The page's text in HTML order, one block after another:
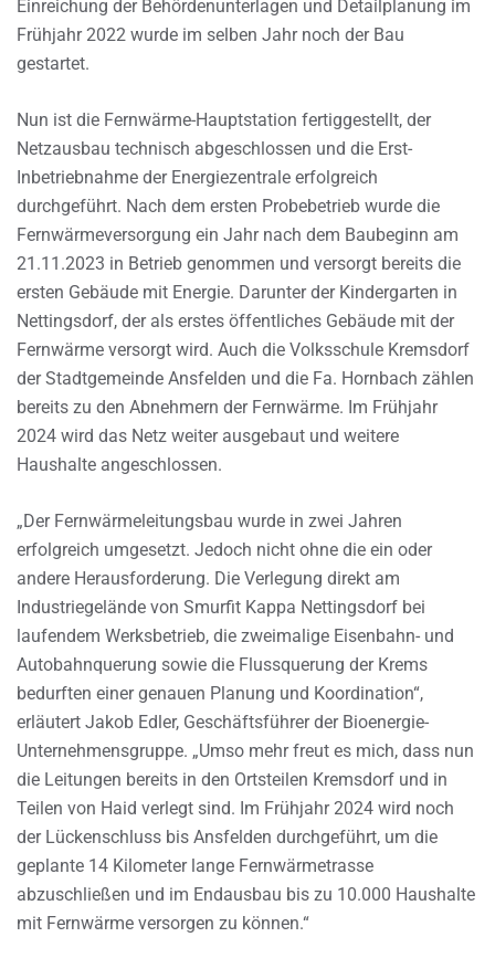
Einreichung der Behördenunterlagen und Detailplanung im
Frühjahr 2022 wurde im selben Jahr noch der Bau
gestartet.
Nun ist die Fernwärme-Hauptstation fertiggestellt, der
Netzausbau technisch abgeschlossen und die Erst-
Inbetriebnahme der Energiezentrale erfolgreich
durchgeführt. Nach dem ersten Probebetrieb wurde die
Fernwärmeversorgung ein Jahr nach dem Baubeginn am
21.11.2023 in Betrieb genommen und versorgt bereits die
ersten Gebäude mit Energie. Darunter der Kindergarten in
Nettingsdorf, der als erstes öffentliches Gebäude mit der
Fernwärme versorgt wird. Auch die Volksschule Kremsdorf
der Stadtgemeinde Ansfelden und die Fa. Hornbach zählen
bereits zu den Abnehmern der Fernwärme. Im Frühjahr
2024 wird das Netz weiter ausgebaut und weitere
Haushalte angeschlossen.
„Der Fernwärmeleitungsbau wurde in zwei Jahren
erfolgreich umgesetzt. Jedoch nicht ohne die ein oder
andere Herausforderung. Die Verlegung direkt am
Industriegelände von Smurfit Kappa Nettingsdorf bei
laufendem Werksbetrieb, die zweimalige Eisenbahn- und
Autobahnquerung sowie die Flussquerung der Krems
bedurften einer genauen Planung und Koordination“,
erläutert Jakob Edler, Geschäftsführer der Bioenergie-
Unternehmensgruppe. „Umso mehr freut es mich, dass nun
die Leitungen bereits in den Ortsteilen Kremsdorf und in
Teilen von Haid verlegt sind. Im Frühjahr 2024 wird noch
der Lückenschluss bis Ansfelden durchgeführt, um die
geplante 14 Kilometer lange Fernwärmetrasse
abzuschließen und im Endausbau bis zu 10.000 Haushalte
mit Fernwärme versorgen zu können.“